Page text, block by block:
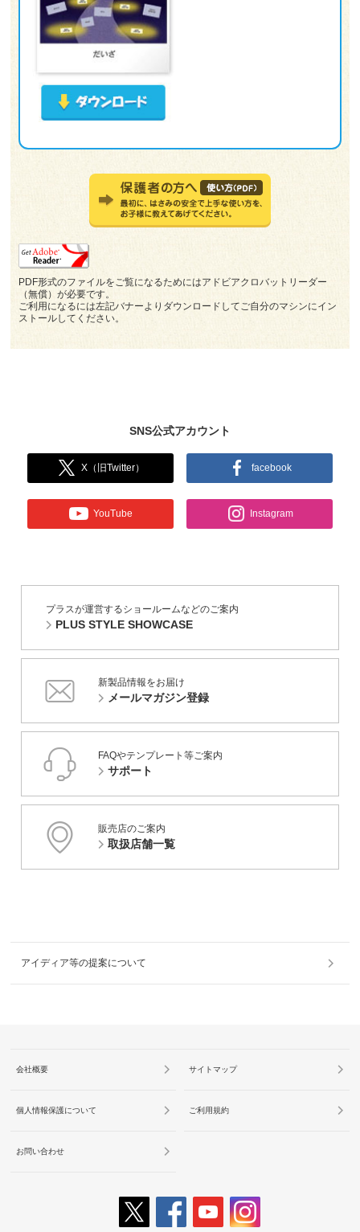
PDF形式のファイルをご覧になるためにはアドビアクロバットリーダー
（無償）が必要です。
ご利用になるには左記バナーよりダウンロードしてご自分のマシンにイン
ストールしてください。
SNS公式アカウント
X（旧Twitter） facebook
YouTube Instagram
プラスが運営するショールームなどのご案内
PLUS STYLE SHOWCASE
新製品情報をお届け
メールマガジン登録
FAQやテンプレート等ご案内
サポート
販売店のご案内
取扱店舗一覧
アイディア等の提案について
会社概要 サイトマップ
個人情報保護について ご利用規約
お問い合わせ